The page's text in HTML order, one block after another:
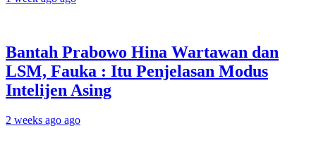
Bantah Prabowo Hina Wartawan dan
LSM, Fauka : Itu Penjelasan Modus
Intelijen Asing
2 weeks ago ago